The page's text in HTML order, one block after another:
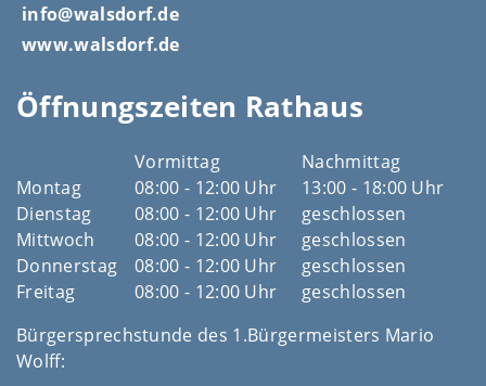
info@walsdorf.de
www.walsdorf.de
Öffnungszeiten Rathaus
Vormittag
Nachmittag
Montag
08:00 - 12:00 Uhr
13:00 - 18:00 Uhr
Dienstag
08:00 - 12:00 Uhr
geschlossen
Mittwoch
08:00 - 12:00 Uhr
geschlossen
Donnerstag
08:00 - 12:00 Uhr
geschlossen
Freitag
08:00 - 12:00 Uhr
geschlossen
Bürgersprechstunde des 1.Bürgermeisters Mario
Wolff: